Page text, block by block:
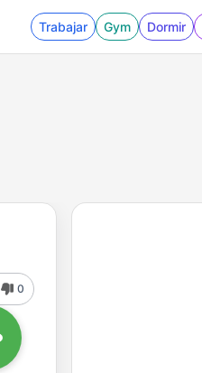
Trabajar Gym Dormir
0